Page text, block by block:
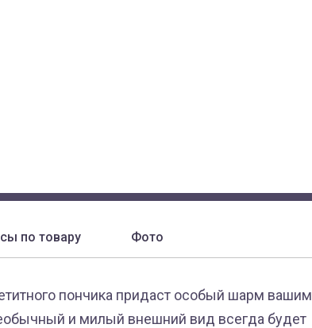
по товару Фото
пончика придаст особый шарм вашим
и милый внешний вид всегда будет